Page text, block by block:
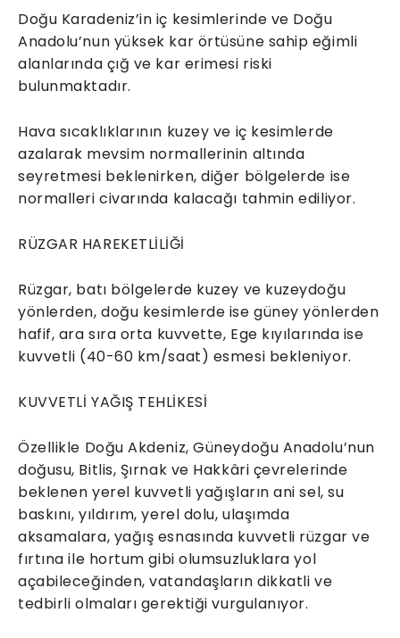
Doğu Karadeniz’in iç kesimlerinde ve Doğu
Anadolu’nun yüksek kar örtüsüne sahip eğimli
alanlarında çığ ve kar erimesi riski
bulunmaktadır.
Hava sıcaklıklarının kuzey ve iç kesimlerde
azalarak mevsim normallerinin altında
seyretmesi beklenirken, diğer bölgelerde ise
normalleri civarında kalacağı tahmin ediliyor.
RÜZGAR HAREKETLİLİĞİ
Rüzgar, batı bölgelerde kuzey ve kuzeydoğu
yönlerden, doğu kesimlerde ise güney yönlerden
hafif, ara sıra orta kuvvette, Ege kıyılarında ise
kuvvetli (40-60 km/saat) esmesi bekleniyor.
KUVVETLİ YAĞIŞ TEHLİKESİ
Özellikle Doğu Akdeniz, Güneydoğu Anadolu’nun
doğusu, Bitlis, Şırnak ve Hakkâri çevrelerinde
beklenen yerel kuvvetli yağışların ani sel, su
baskını, yıldırım, yerel dolu, ulaşımda
aksamalara, yağış esnasında kuvvetli rüzgar ve
fırtına ile hortum gibi olumsuzluklara yol
açabileceğinden, vatandaşların dikkatli ve
tedbirli olmaları gerektiği vurgulanıyor.